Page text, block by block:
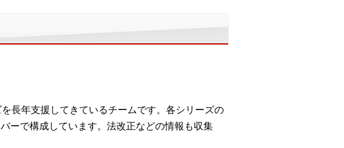
長年支援してきているチームです。各シリーズの
ーで構成しています。法改正などの情報も収集